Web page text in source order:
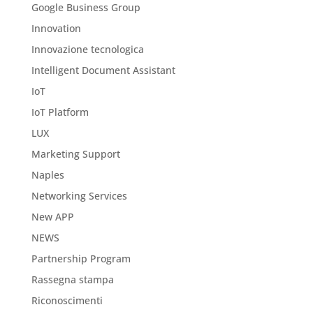
Google Business Group
Innovation
Innovazione tecnologica
Intelligent Document Assistant
IoT
IoT Platform
LUX
Marketing Support
Naples
Networking Services
New APP
NEWS
Partnership Program
Rassegna stampa
Riconoscimenti